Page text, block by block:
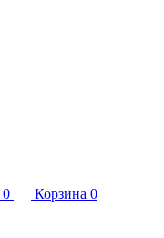
0 Корзина 0